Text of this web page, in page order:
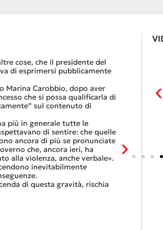
cose, che il presidente del
di esprimersi pubblicamente
Marina Carobbio, dopo aver
che si possa qualificarla di
sul contenuto di
più in generale tutte le
di sentire: che quelle
ancora di più se pronunciate
che, ancora ieri, ha
alla violenza, anche verbale».
inevitabilmente
di questa gravità, rischia
Così si
entro otto
franchi al
Questa è
UNA MULTA DISSUASIVA PER I CONSIGLIERI DI
STATO